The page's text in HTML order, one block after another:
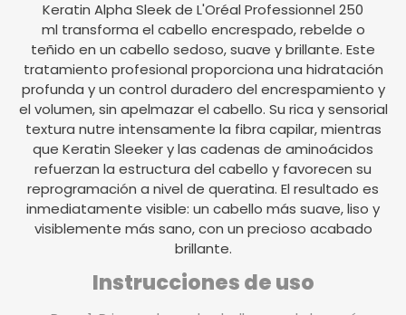
Keratin Alpha Sleek de L'Oréal Professionnel 250
ml transforma el cabello encrespado, rebelde o
teñido en un cabello sedoso, suave y brillante. Este
tratamiento profesional proporciona una hidratación
profunda y un control duradero del encrespamiento y
el volumen, sin apelmazar el cabello. Su rica y sensorial
textura nutre intensamente la fibra capilar, mientras
que Keratin Sleeker y las cadenas de aminoácidos
refuerzan la estructura del cabello y favorecen su
reprogramación a nivel de queratina. El resultado es
inmediatamente visible: un cabello más suave, liso y
visiblemente más sano, con un precioso acabado
brillante.
Instrucciones de uso